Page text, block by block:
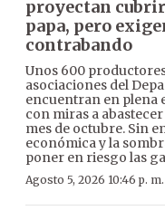
proyectan
papa, pero
contrabando
Unos 600
asociaciones del
encuentran en plena
con miras a
mes de octubre. Sin
económica y la
poner en riesgo las
Agosto 5, 2026 10:46 p. m.